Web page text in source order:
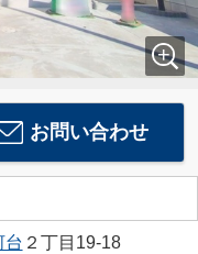
お問い合わせ
台 ２丁目19-18